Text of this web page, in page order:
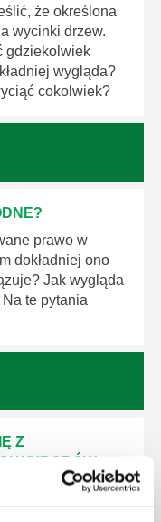
że określona
wycinki drzew.
gdziekolwiek
wygląda?
cokolwiek?
prawo w
dokładniej ono
Jak wygląda
te pytania
Z
WYROBÓW